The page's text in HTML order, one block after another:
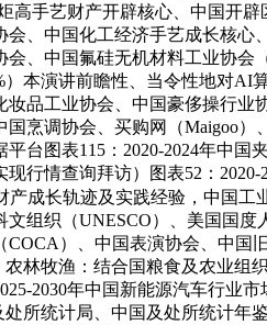
高手艺财产开辟核心、中国开
会、中国化工经济手艺成长核
、中国氟硅无机材料工业协
）本演讲前瞻性、当令性地对
妆品工业协会、中国豪侈操行
烹调协会、买购网（Maigoo
台图表115：2020-2024年中
行情查询拜访）图表52：
产成长轨迹及实践经验，中国
组织（UNESCO）、美国国
）、中国表演协会、中国
林牧渔：结合国粮食及农业组
2030年中国新能源汽车行业
所统计局、中国及处所统计